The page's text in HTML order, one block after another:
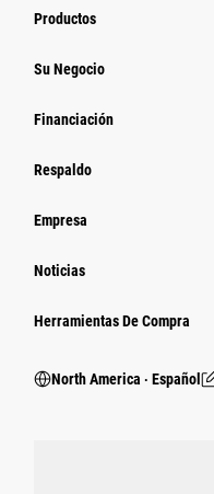
Productos
Su Negocio
Financiación
Respaldo
Empresa
Noticias
Herramientas De Compra
North America ‧ Español